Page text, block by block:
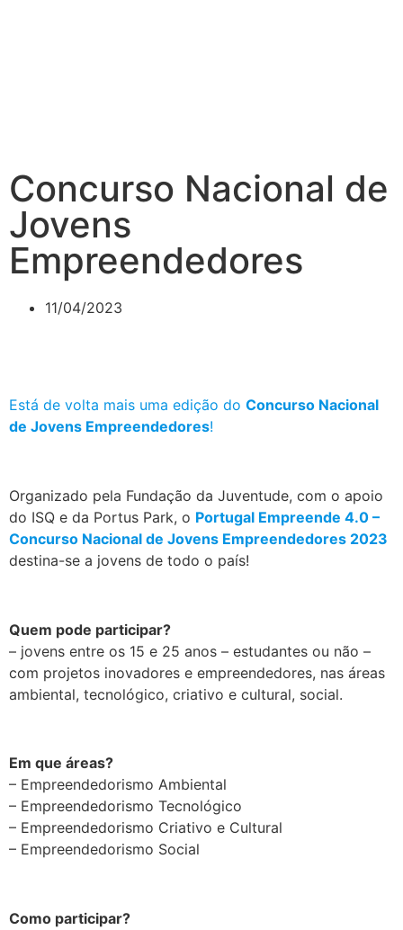
Concurso Nacional de
Jovens
Empreendedores
11/04/2023
Está de volta mais uma edição do Concurso Nacional
de Jovens Empreendedores!
Organizado pela Fundação da Juventude, com o apoio
do ISQ e da Portus Park, o Portugal Empreende 4.0 –
Concurso Nacional de Jovens Empreendedores 2023
destina-se a jovens de todo o país!
Quem pode participar?
– jovens entre os 15 e 25 anos – estudantes ou não –
com projetos inovadores e empreendedores, nas áreas
ambiental, tecnológico, criativo e cultural, social.
Em que áreas?
– Empreendedorismo Ambiental
– Empreendedorismo Tecnológico
– Empreendedorismo Criativo e Cultural
– Empreendedorismo Social
Como participar?